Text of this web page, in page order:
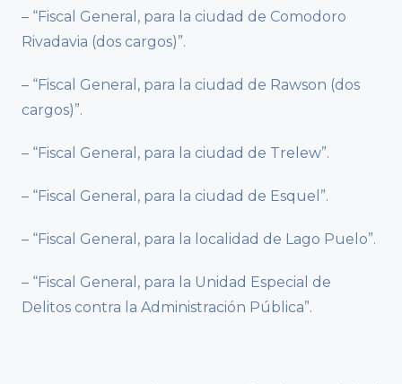
– “Fiscal General, para la ciudad de Comodoro
Rivadavia (dos cargos)”.
– “Fiscal General, para la ciudad de Rawson (dos
cargos)”.
– “Fiscal General, para la ciudad de Trelew”.
– “Fiscal General, para la ciudad de Esquel”.
– “Fiscal General, para la localidad de Lago Puelo”.
– “Fiscal General, para la Unidad Especial de
Delitos contra la Administración Pública”.